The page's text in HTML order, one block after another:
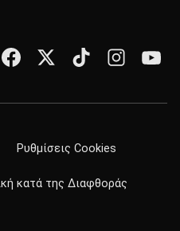
Ρυθμίσεις Cookies
κατά της Διαφθοράς